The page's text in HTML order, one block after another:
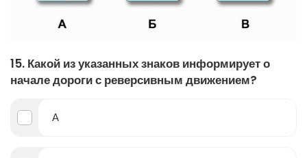
15. Какой из указанных знаков информирует о
начале дороги с реверсивным движением?
А